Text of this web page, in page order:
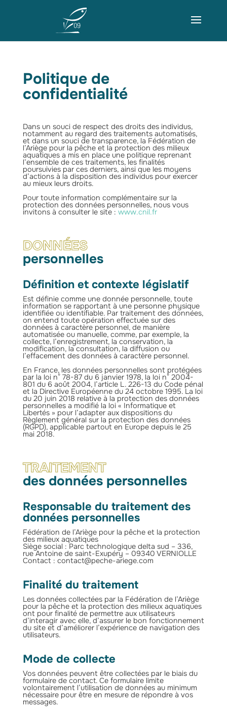
Politique de
confidentialité
Dans un souci de respect des droits des individus,
notamment au regard des traitements automatisés,
et dans un souci de transparence, la Fédération de
l’Ariège pour la pêche et la protection des milieux
aquatiques a mis en place une politique reprenant
l’ensemble de ces traitements, les finalités
poursuivies par ces derniers, ainsi que les moyens
d’actions à la disposition des individus pour exercer
au mieux leurs droits.
Pour toute information complémentaire sur la
protection des données personnelles, nous vous
invitons à consulter le site : www.cnil.fr
DONNÉES
personnelles
Définition et contexte législatif
Est définie comme une donnée personnelle, toute
information se rapportant à une personne physique
identifiée ou identifiable. Par traitement des données,
on entend toute opération effectuée sur des
données à caractère personnel, de manière
automatisée ou manuelle, comme, par exemple, la
collecte, l’enregistrement, la conservation, la
modification, la consultation, la diffusion ou
l’effacement des données à caractère personnel.
En France, les données personnelles sont protégées
par la loi n° 78-87 du 6 janvier 1978, la loi n° 2004-
801 du 6 août 2004, l’article L. 226-13 du Code pénal
et la Directive Européenne du 24 octobre 1995. La loi
du 20 juin 2018 relative à la protection des données
personnelles a modifié la loi « Informatique et
Libertés » pour l’adapter aux dispositions du
Règlement général sur la protection des données
(RGPD), applicable partout en Europe depuis le 25
mai 2018.
TRAITEMENT
des données personnelles
Responsable du traitement des
données personnelles
Fédération de l’Ariège pour la pêche et la protection
des milieux aquatiques
Siège social : Parc technologique delta sud – 336,
rue Antoine de saint-Exupéry – 09340 VERNIOLLE
Contact : contact@peche-ariege.com
Finalité du traitement
Les données collectées par la Fédération de l’Ariège
pour la pêche et la protection des milieux aquatiques
ont pour finalité de permettre aux utilisateurs
d’interagir avec elle, d’assurer le bon fonctionnement
du site et d’améliorer l’expérience de navigation des
utilisateurs.
Mode de collecte
Vos données peuvent être collectées par le biais du
formulaire de contact. Ce formulaire limite
volontairement l’utilisation de données au minimum
nécessaire pour être en mesure de répondre à vos
messages.